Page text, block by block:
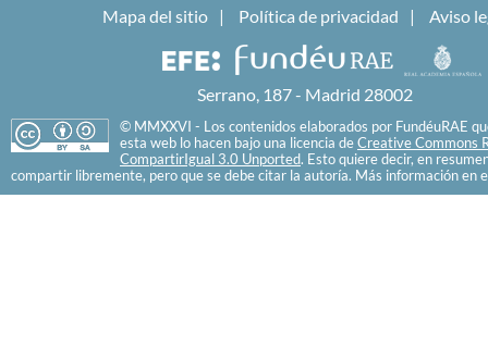
Mapa del sitio Política de privacidad Aviso
Serrano, 187 - Madrid 28002
© MMXXVI - Los contenidos elaborados por FundéuRAE
esta web lo hacen bajo una licencia de Creative Commons
CompartirIgual 3.0 Unported. Esto quiere decir, en
compartir libremente, pero que se debe citar la autoría. Más información en